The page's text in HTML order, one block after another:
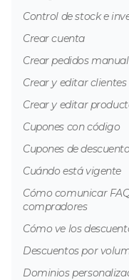
Control de stock e
Crear cuenta
Crear pedidos
Crear y editar clientes
Crear y editar
Cupones con código
Cupones de descuento
Cuándo está vigente
Cómo comunicar
compradores
Cómo ve los
Descuentos por
Dominios